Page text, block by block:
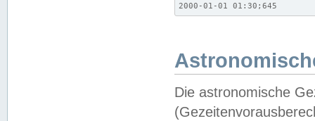
2000-01-01 01:30;645
Die astronomische